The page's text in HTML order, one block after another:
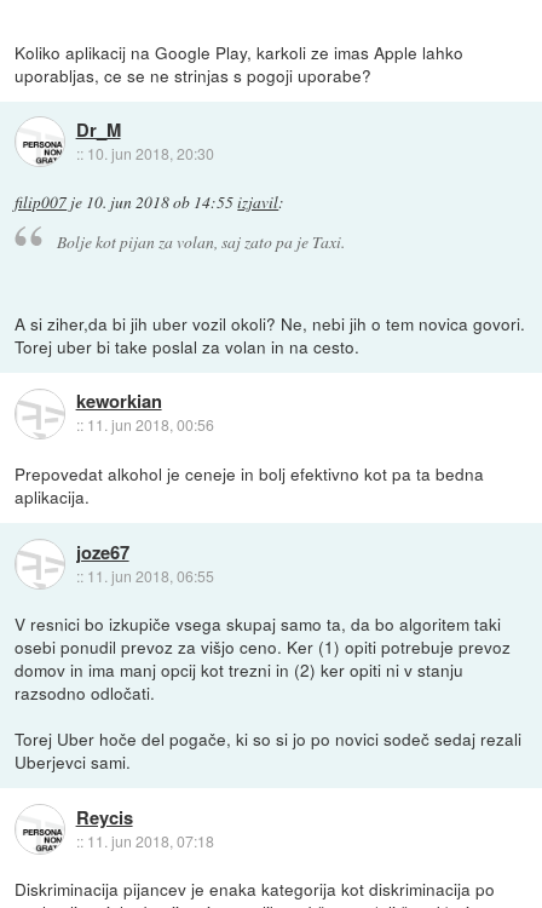
Koliko aplikacij na Google Play, karkoli ze imas Apple lahko
uporabljas, ce se ne strinjas s pogoji uporabe?
Dr_M
:: 10. jun 2018, 20:30
filip007 je 10. jun 2018 ob 14:55izjavil:
Bolje kot pijan za volan, saj zato pa je Taxi.
A si ziher,da bi jih uber vozil okoli? Ne, nebi jih o tem novica govori.
Torej uber bi take poslal za volan in na cesto.
keworkian
:: 11. jun 2018, 00:56
Prepovedat alkohol je ceneje in bolj efektivno kot pa ta bedna
aplikacija.
joze67
:: 11. jun 2018, 06:55
V resnici bo izkupiče vsega skupaj samo ta, da bo algoritem taki
osebi ponudil prevoz za višjo ceno. Ker (1) opiti potrebuje prevoz
domov in ima manj opcij kot trezni in (2) ker opiti ni v stanju
razsodno odločati.
Torej Uber hoče del pogače, ki so si jo po novici sodeč sedaj rezali
Uberjevci sami.
Reycis
:: 11. jun 2018, 07:18
Diskriminacija pijancev je enaka kategorija kot diskriminacija po